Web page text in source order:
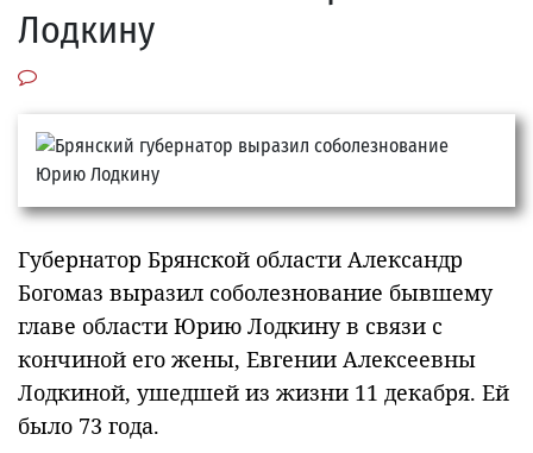
Лодкину
Губернатор Брянской области Александр
Богомаз выразил соболезнование бывшему
главе области Юрию Лодкину в связи с
кончиной его жены, Евгении Алексеевны
Лодкиной, ушедшей из жизни 11 декабря. Ей
было 73 года.